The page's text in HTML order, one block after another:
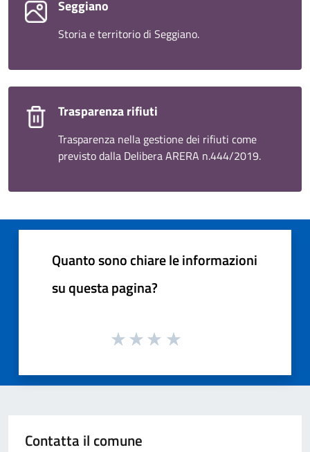
Seggiano
Storia e territorio di Seggiano.
Trasparenza rifiuti
Trasparenza nella gestione dei rifiuti come
previsto dalla Delibera ARERA n.444/2019.
Quanto sono chiare le informazioni
su questa pagina?
Contatta il comune